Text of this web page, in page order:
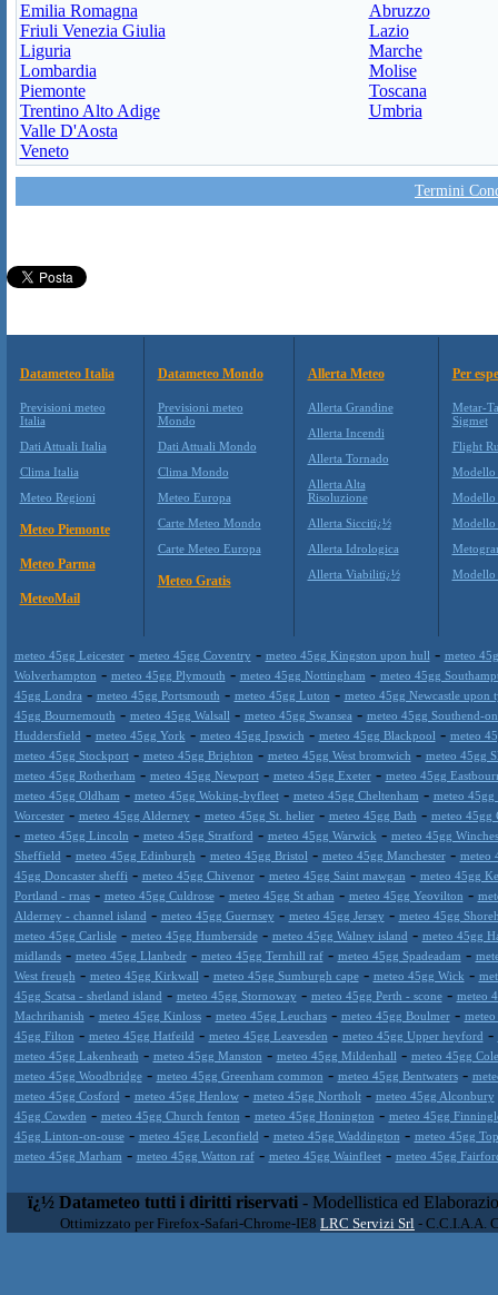
Emilia Romagna
Friuli Venezia Giulia
Liguria
Lombardia
Piemonte
Trentino Alto Adige
Valle D'Aosta
Veneto
Abruzzo
Lazio
Marche
Molise
Toscana
Umbria
Termini
Datameteo Italia
Previsioni meteo
Italia
Dati Attuali Italia
Clima Italia
Meteo Regioni
Meteo Piemonte
Meteo Parma
MeteoMail
Datameteo Mondo
Previsioni meteo
Mondo
Dati Attuali Mondo
Clima Mondo
Meteo Europa
Carte Meteo Mondo
Carte Meteo Europa
Meteo Gratis
Allerta Meteo
Allerta Grandine
Allerta Incendi
Allerta Tornado
Allerta Alta
Risoluzione
Allerta Siccitï¿½
Allerta Idrologica
Allerta Viabilitï¿½
Per
Metar-
Sigmet
Flight
Modello
Modello
Modello
Modello
meteo 45gg Leicester- meteo 45gg Coventry - meteo 45gg Kingston upon hull - meteo
Wolverhampton - meteo 45gg Plymouth - meteo 45gg Nottingham - meteo 45gg
45gg Londra - meteo 45gg Portsmouth - meteo 45gg Luton - meteo 45gg Newcastle upon
45gg Bournemouth - meteo 45gg Walsall - meteo 45gg Swansea - meteo 45gg Southend-
Huddersfield - meteo 45gg York - meteo 45gg Ipswich - meteo 45gg Blackpool - meteo
meteo 45gg Stockport- meteo 45gg Brighton - meteo 45gg West bromwich - meteo 45gg
meteo 45gg Rotherham - meteo 45gg Newport- meteo 45gg Exeter- meteo 45gg
meteo 45gg Oldham - meteo 45gg Woking-byfleet- meteo 45gg Cheltenham - meteo 45gg
Worcester- meteo 45gg Alderney - meteo 45gg St. helier- meteo 45gg Bath - meteo 45gg
- meteo 45gg Lincoln - meteo 45gg Stratford - meteo 45gg Warwick - meteo 45gg
Sheffield - meteo 45gg Edinburgh - meteo 45gg Bristol - meteo 45gg Manchester- meteo
45gg Doncaster sheffi - meteo 45gg Chivenor- meteo 45gg Saint mawgan - meteo 45gg
Portland - rnas- meteo 45gg Culdrose- meteo 45gg St athan - meteo 45gg Yeovilton -
Alderney - channel island - meteo 45gg Guernsey - meteo 45gg Jersey - meteo 45gg
meteo 45gg Carlisle- meteo 45gg Humberside- meteo 45gg Walney island - meteo 45gg
midlands- meteo 45gg Llanbedr- meteo 45gg Ternhill raf- meteo 45gg Spadeadam -
West freugh - meteo 45gg Kirkwall - meteo 45gg Sumburgh cape- meteo 45gg Wick -
45gg Scatsa - shetland island - meteo 45gg Stornoway - meteo 45gg Perth - scone- meteo
Machrihanish - meteo 45gg Kinloss- meteo 45gg Leuchars- meteo 45gg Boulmer-
45gg Filton - meteo 45gg Hatfeild - meteo 45gg Leavesden - meteo 45gg Upper heyford -
meteo 45gg Lakenheath - meteo 45gg Manston - meteo 45gg Mildenhall - meteo 45gg
meteo 45gg Woodbridge- meteo 45gg Greenham common - meteo 45gg Bentwaters-
meteo 45gg Cosford - meteo 45gg Henlow- meteo 45gg Northolt- meteo 45gg Alconbury
45gg Cowden - meteo 45gg Church fenton - meteo 45gg Honington - meteo 45gg
45gg Linton-on-ouse- meteo 45gg Leconfield - meteo 45gg Waddington - meteo 45gg
meteo 45gg Marham - meteo 45gg Watton raf- meteo 45gg Wainfleet- meteo 45gg
ï¿½ Datameteo tutti i diritti riservati - Modellistica ed
Ottimizzato per Firefox-Safari-Chrome-IE8 LRC Servizi Srl - C.C.I.A.A.